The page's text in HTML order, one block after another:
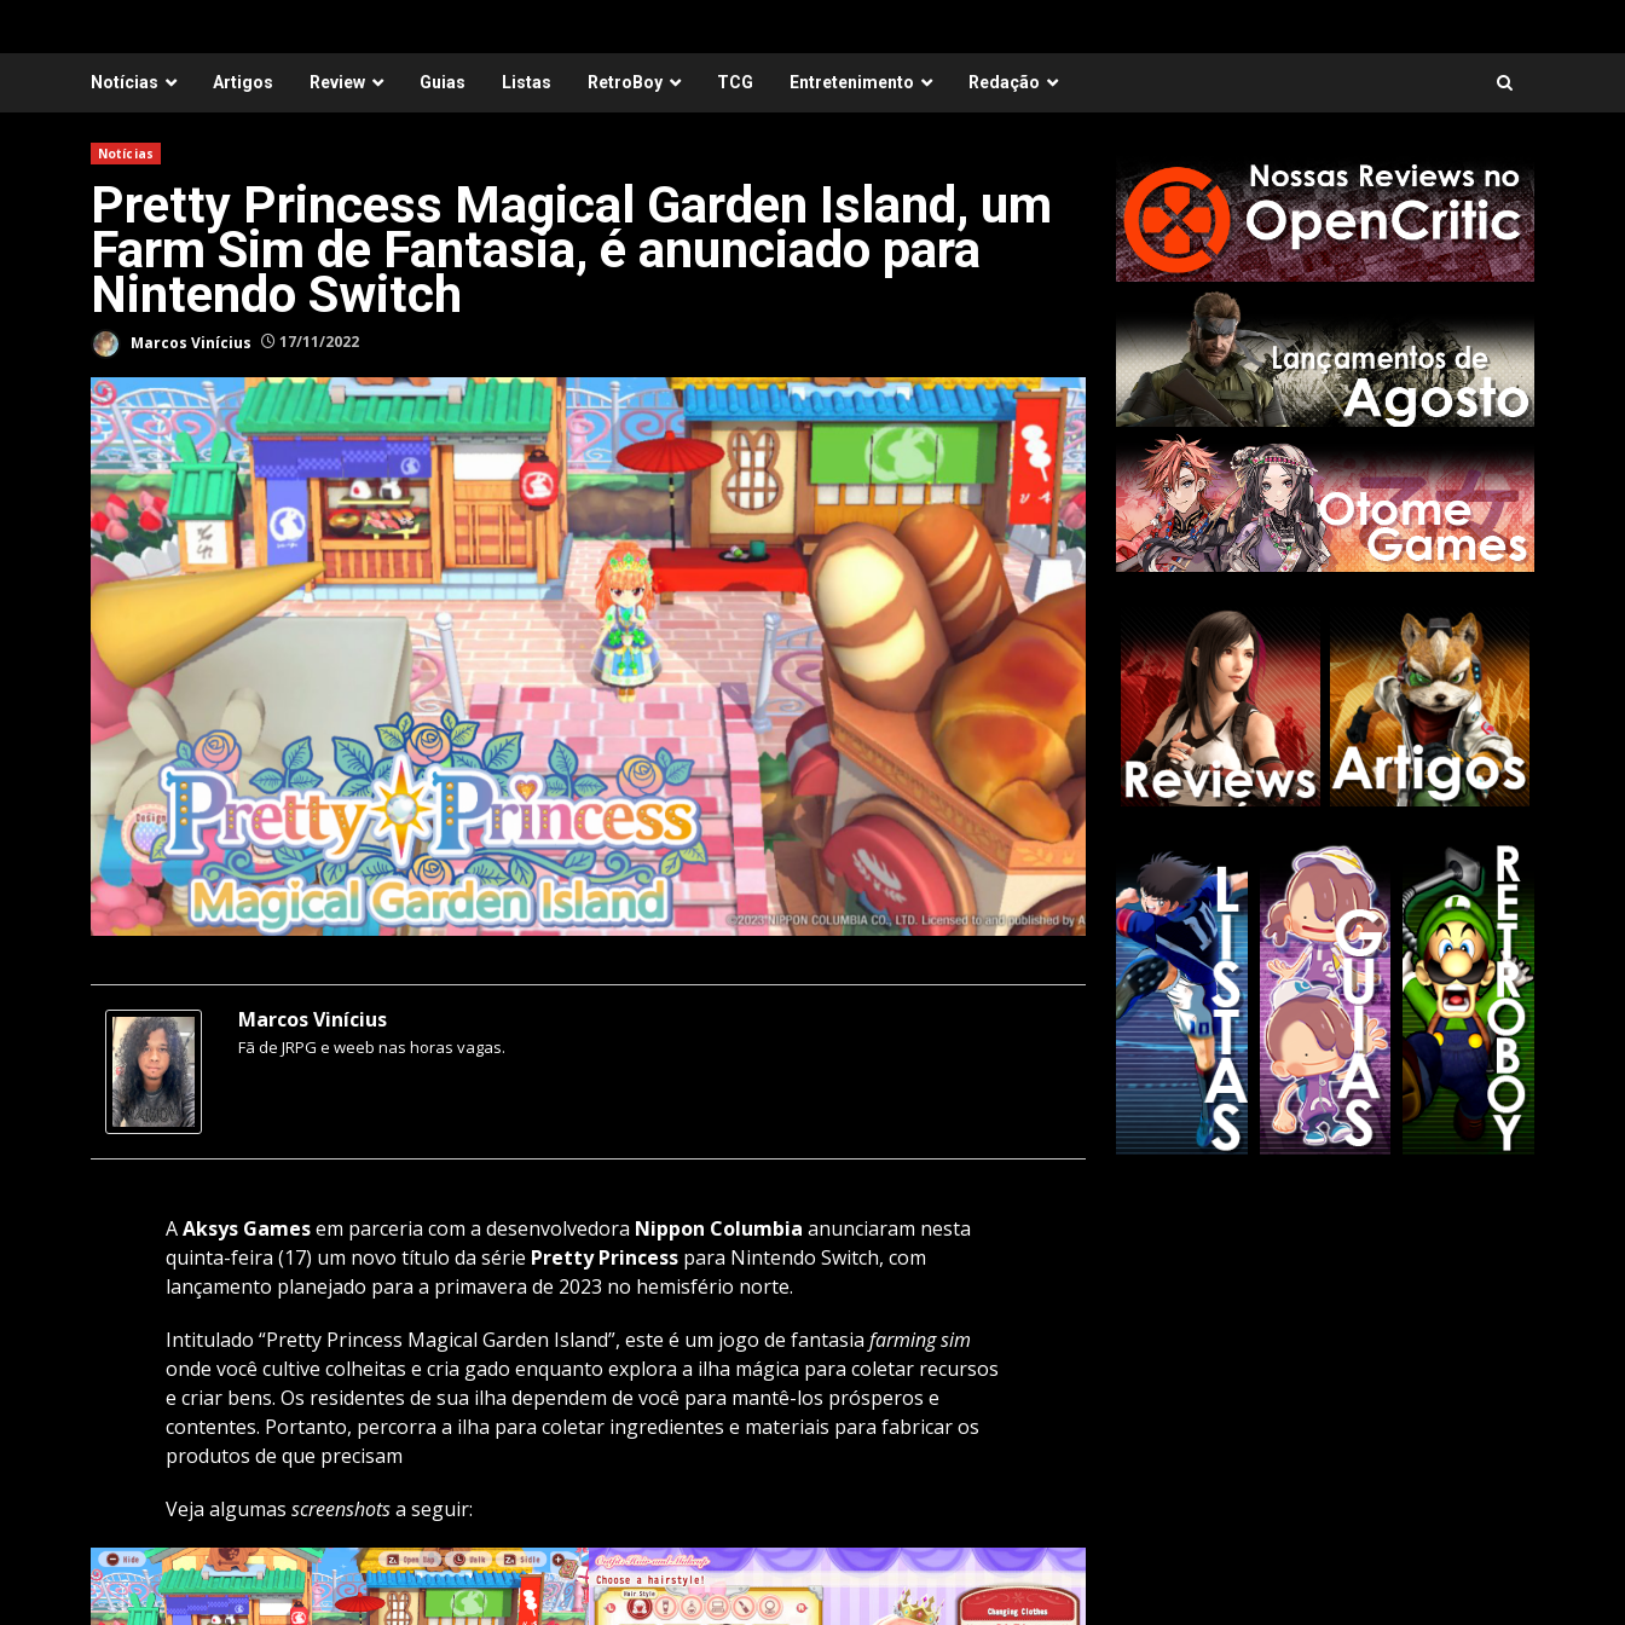
Notícias Artigos Review Guias Listas RetroBoy TCG Entretenimento Redação
Notícias
Pretty Princess Magical Garden Island, um
Farm Sim de Fantasia, é anunciado para
Nintendo Switch
Marcos Vinícius 17/11/2022
Marcos Vinícius
Fã de JRPG e weeb nas horas vagas.
AAksys Gamesem parceria com a desenvolvedora Nippon Columbia anunciaram nesta
quinta-feira (17) um novo título da série Pretty Princesspara Nintendo Switch, com
lançamento planejado para a primavera de 2023 no hemisfério norte.
Intitulado “Pretty Princess Magical Garden Island”, este é um jogo de fantasia farming sim
onde você cultive colheitas e cria gado enquanto explora a ilha mágica para coletar recursos
e criar bens. Os residentes de sua ilha dependem de você para mantê-los prósperos e
contentes. Portanto, percorra a ilha para coletar ingredientes e materiais para fabricar os
produtos de que precisam
Veja algumas screenshotsa seguir: